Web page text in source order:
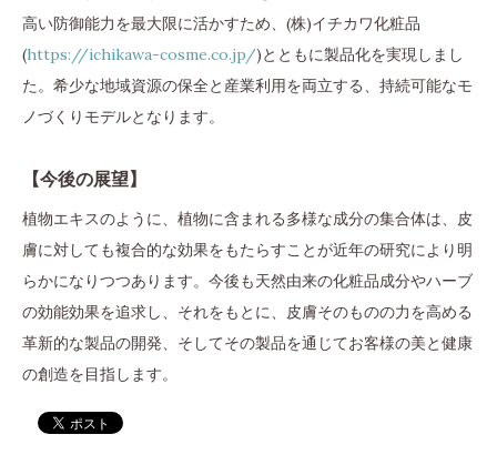
高い防御能力を最大限に活かすため、(株)イチカワ化粧品
(https://ichikawa-cosme.co.jp/)とともに製品化を実現しまし
た。希少な地域資源の保全と産業利用を両立する、持続可能なモ
ノづくりモデルとなります。
【今後の展望】
植物エキスのように、植物に含まれる多様な成分の集合体は、皮
膚に対しても複合的な効果をもたらすことが近年の研究により明
らかになりつつあります。今後も天然由来の化粧品成分やハーブ
の効能効果を追求し、それをもとに、皮膚そのものの力を高める
革新的な製品の開発、そしてその製品を通じてお客様の美と健康
の創造を目指します。